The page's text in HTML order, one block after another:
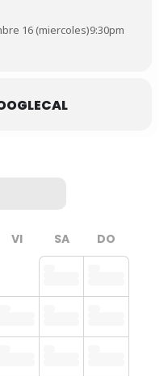
VI SA DO
16 (miercoles)9:30pm